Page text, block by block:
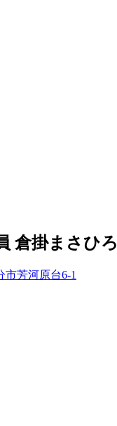
倉掛まさひろ
市芳河原台6-1